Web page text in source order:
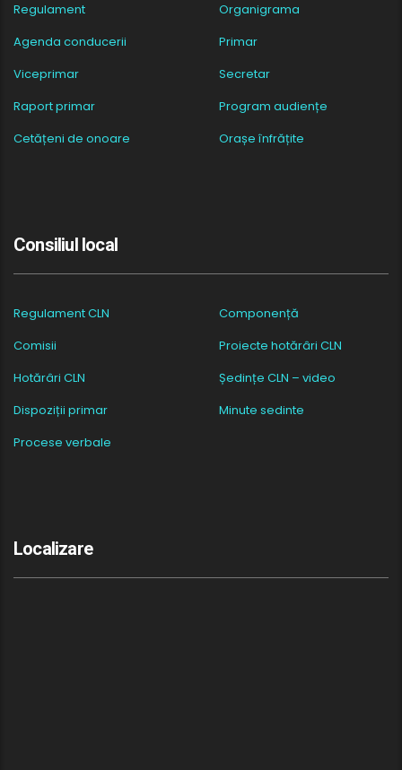
Regulament
Organigrama
Agenda conducerii
Primar
Viceprimar
Secretar
Raport primar
Program audiențe
Cetățeni de onoare
Orașe înfrățite
Consiliul local
Regulament CLN
Componență
Comisii
Proiecte hotărâri CLN
Hotărâri CLN
Ședințe CLN – video
Dispoziții primar
Minute sedinte
Procese verbale
Localizare